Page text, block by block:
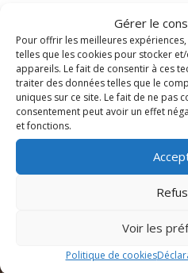
Gérer le
Pour offrir les meilleures
telles que les cookies pour stocker
appareils. Le fait de consentir à ces
traiter des données telles que le
uniques sur ce site. Le fait de ne pas
consentement peut avoir un effet
et fonctions.
Voir les
Politique de cookies
En l'honneur de sainte
mettent en ligne l'office ancien
Lire cet articleabout Messe